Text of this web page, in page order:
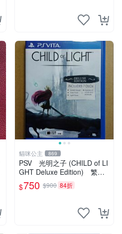
貓咪公主 869
PSV 光明之子 (CHILD of LI
GHT Deluxe Edition) 繁體
中文版 二手品
$750 $900 84折